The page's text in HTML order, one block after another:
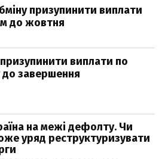
призупинити виплати
до жовтня
виплати по
до завершення
на межі дефолту. Чи
уряд реструктуризувати